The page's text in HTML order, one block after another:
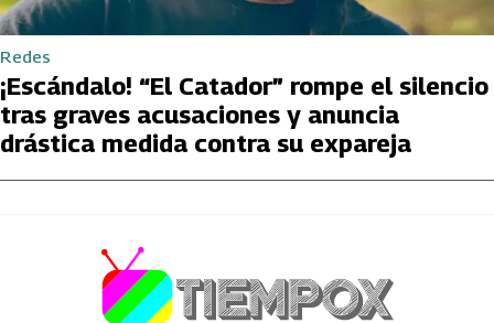
Redes
¡Escándalo! “El Catador” rompe el silencio
tras graves acusaciones y anuncia
drástica medida contra su expareja